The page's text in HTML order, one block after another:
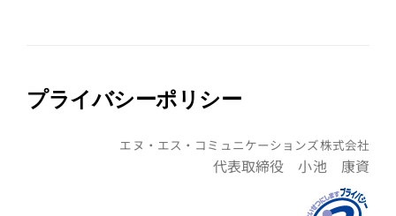
プライバシーポリシー
エヌ・エス・コミュニケーションズ株式会社
代表取締役 小池 康資